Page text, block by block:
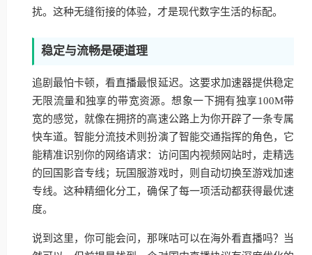
扰。这种无缝衔接的体验，才是现代数字生活的标配。
稳定与流畅是硬道理
追剧最怕卡顿，看直播最恨延迟。这要求加速器提供稳定
无限流量和独享的带宽资源。想象一下拥有独享100M带
宽的感觉，就像在拥挤的高速公路上为你开辟了一条专属
快车道。智能分流技术则扮演了智能交通指挥的角色，它
能精准识别你的网络请求：访问国内视频网站时，走精选
的回国影音专线；玩国服游戏时，则自动切换至游戏加速
专线。这种精细化分工，确保了每一项活动都获得最优速
度。
说到这里，你可能会问，那咪咕可以在海外看直播吗？当